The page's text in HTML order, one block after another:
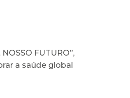
FUTURO”,
a saúde global